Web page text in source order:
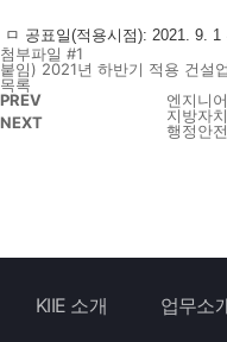
ㅁ 공표일(적용시점): 2021. 9. 1
첨부파일 #1
붙임) 2021년 하반기 적용 건설
목록
PREV
엔지니
NEXT
지방자
행정안
KIIE 소개 업무소